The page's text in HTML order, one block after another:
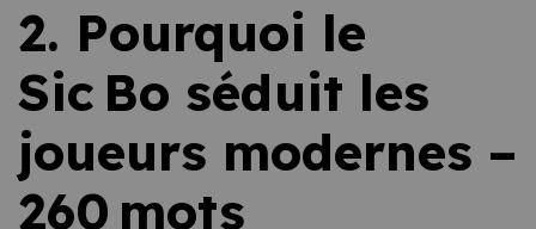
2. Pourquoi le
Sic Bo séduit les
joueurs modernes –
260 mots